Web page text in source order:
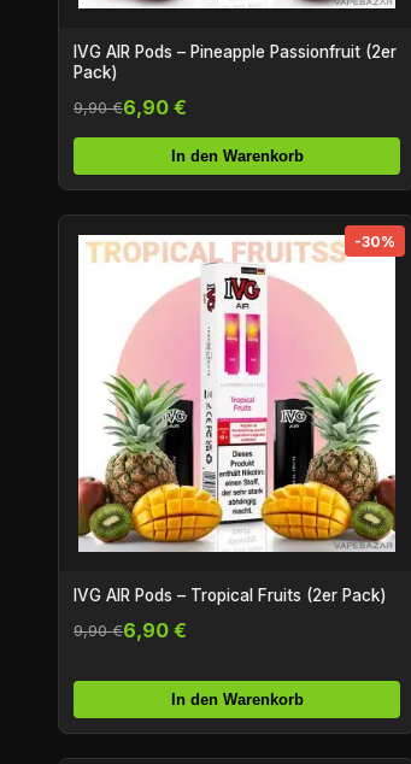
IVG AIR Pods – Pineapple Passionfruit (2er
Pack)
9,90 €6,90 €
In den Warenkorb
-30%
IVG AIR Pods – Tropical Fruits (2er Pack)
9,90 €6,90 €
In den Warenkorb